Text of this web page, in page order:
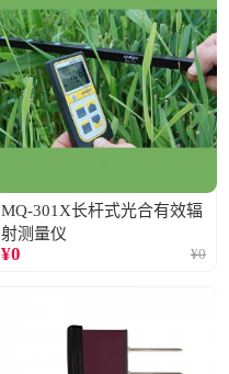
MQ-301X长杆式光合有效辐
射测量仪
¥0 ¥0